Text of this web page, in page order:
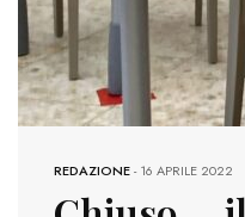
REDAZIONE-16 APRILE 2022